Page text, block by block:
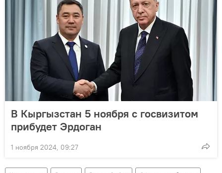
В Кыргызстан 5 ноября с госвизитом
прибудет Эрдоган
1 ноября 2024, 09:27